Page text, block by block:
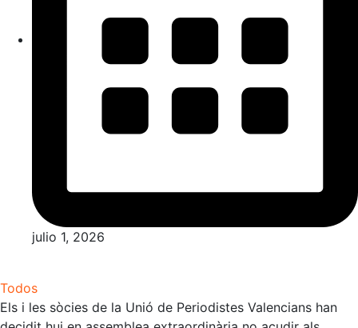
julio 1, 2026
Todos
Els i les sòcies de la Unió de Periodistes Valencians han